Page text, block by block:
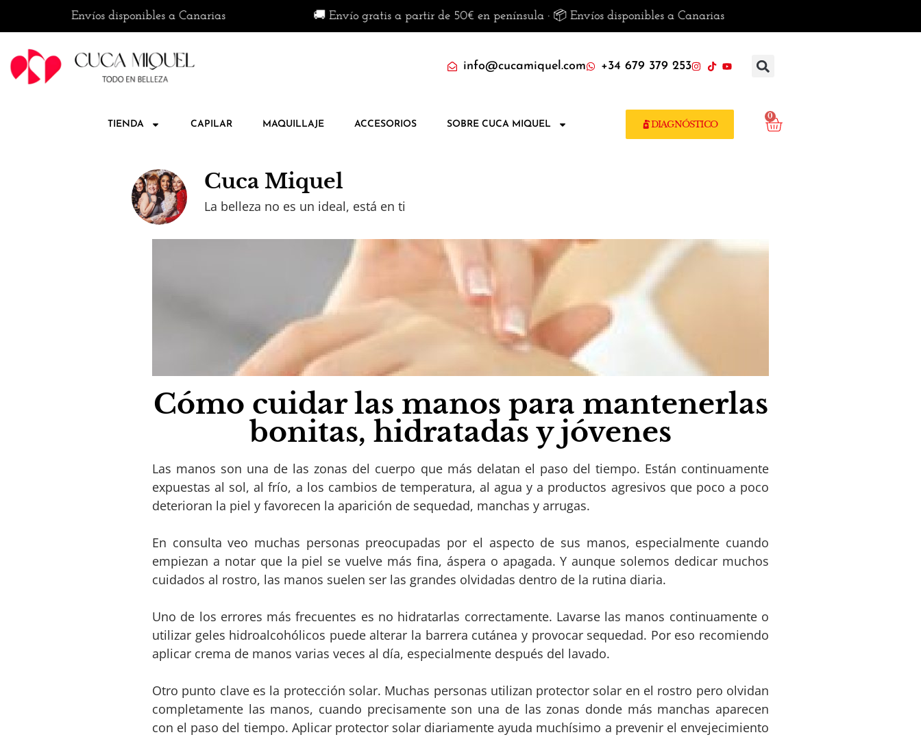
📦 Envíos disponibles a Canarias 🚚 Envío gratis a partir de 50€ en península · 📦 Envíos disponibles a Canarias
info@cucamiquel.com +34 679 379 253
TIENDA CAPILAR MAQUILLAJE ACCESORIOS SOBRE CUCA MIQUEL DIAGNÓSTICO
0
Cuca Miquel
La belleza no es un ideal, está en ti
Cómo cuidar las manos para mantenerlas
bonitas, hidratadas y jóvenes
Las manos son una de las zonas del cuerpo que más delatan el paso del tiempo. Están continuamente
expuestas al sol, al frío, a los cambios de temperatura, al agua y a productos agresivos que poco a poco
deterioran la piel y favorecen la aparición de sequedad, manchas y arrugas.
En consulta veo muchas personas preocupadas por el aspecto de sus manos, especialmente cuando
empiezan a notar que la piel se vuelve más fina, áspera o apagada. Y aunque solemos dedicar muchos
cuidados al rostro, las manos suelen ser las grandes olvidadas dentro de la rutina diaria.
Uno de los errores más frecuentes es no hidratarlas correctamente. Lavarse las manos continuamente o
utilizar geles hidroalcohólicos puede alterar la barrera cutánea y provocar sequedad. Por eso recomiendo
aplicar crema de manos varias veces al día, especialmente después del lavado.
Otro punto clave es la protección solar. Muchas personas utilizan protector solar en el rostro pero olvidan
completamente las manos, cuando precisamente son una de las zonas donde más manchas aparecen
con el paso del tiempo. Aplicar protector solar diariamente ayuda muchísimo a prevenir el envejecimiento